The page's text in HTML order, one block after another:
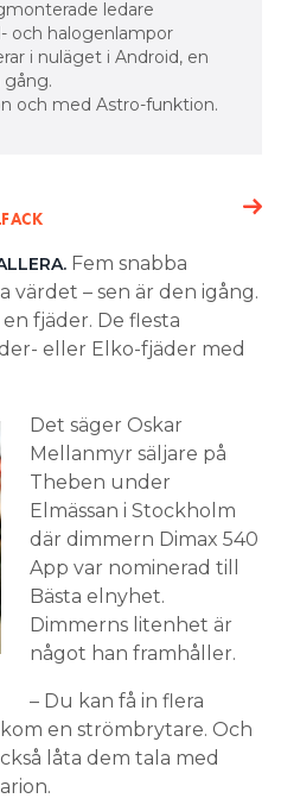
fjäder. De flesta
eller Elko-fjäder med
App var nominerad till
Bästa elnyhet.
Dimmerns litenhet är
något han framhåller.
en strömbrytare. Och
låta dem tala med
ELNYHET FÖR TREDJE